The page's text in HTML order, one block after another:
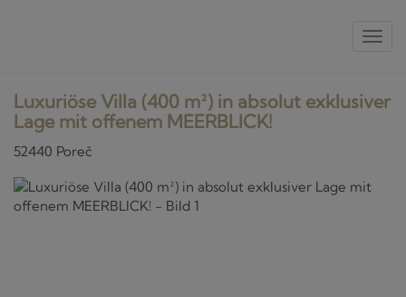
Luxuriöse Villa (400 m²) in absolut exklusiver
Lage mit offenem MEERBLICK!
52440 Poreč